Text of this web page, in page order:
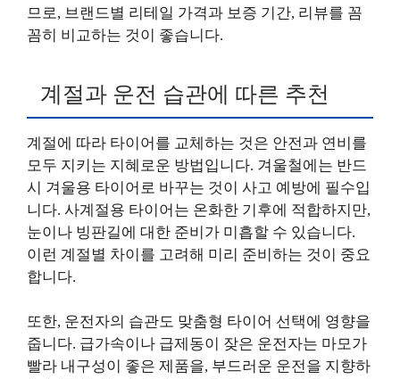
므로, 브랜드별 리테일 가격과 보증 기간, 리뷰를 꼼
꼼히 비교하는 것이 좋습니다.
계절과 운전 습관에 따른 추천
계절에 따라 타이어를 교체하는 것은 안전과 연비를
모두 지키는 지혜로운 방법입니다. 겨울철에는 반드
시 겨울용 타이어로 바꾸는 것이 사고 예방에 필수입
니다. 사계절용 타이어는 온화한 기후에 적합하지만,
눈이나 빙판길에 대한 준비가 미흡할 수 있습니다.
이런 계절별 차이를 고려해 미리 준비하는 것이 중요
합니다.
또한, 운전자의 습관도 맞춤형 타이어 선택에 영향을
줍니다. 급가속이나 급제동이 잦은 운전자는 마모가
빨라 내구성이 좋은 제품을, 부드러운 운전을 지향하